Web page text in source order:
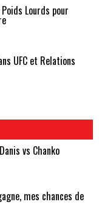
Lourds pour
UFC et Relations
vs Chanko
mes chances de